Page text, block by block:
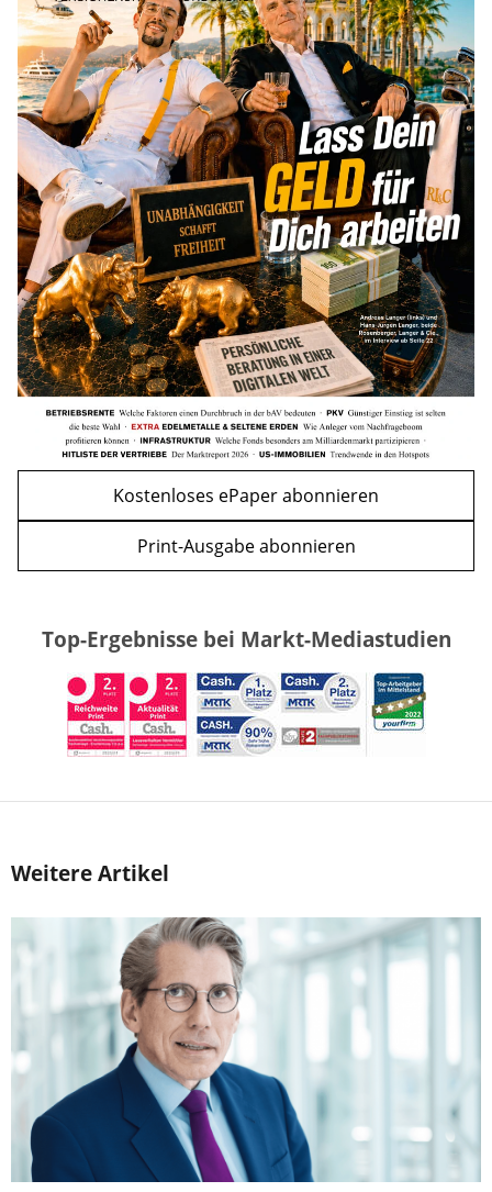
WEITERE ARTIKEL
zurückweiter
Hoch nach schwachen US-Jobdaten
mehr
Mütterrente III Tabelle: So viel Renten-
Nachzahlung ist pro Kind möglich
mehr
Kostenloses ePaper abonnieren
Print-Ausgabe abonnieren
Top-Ergebnisse bei Markt-Mediastudien
Weitere Artikel